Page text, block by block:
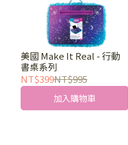
美國 Make It Real - 行動
書桌系列
NT$399NT$995
加入購物車